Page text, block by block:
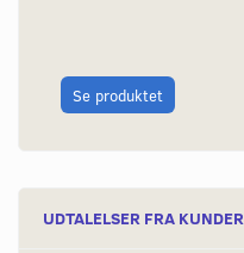
Se produktet
UDTALELSER FRA KUNDER